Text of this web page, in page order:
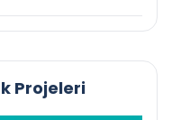
Projeleri